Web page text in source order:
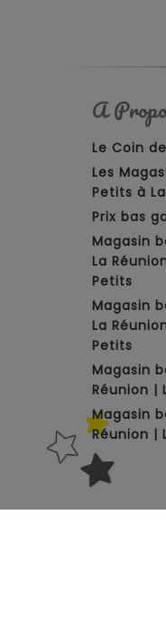
A
Le Coin
Les
Petits à
Prix bas
Magasin
La
Petits
Magasin
La
Petits
Magasin
Réunion |
Magasin
Réunion |